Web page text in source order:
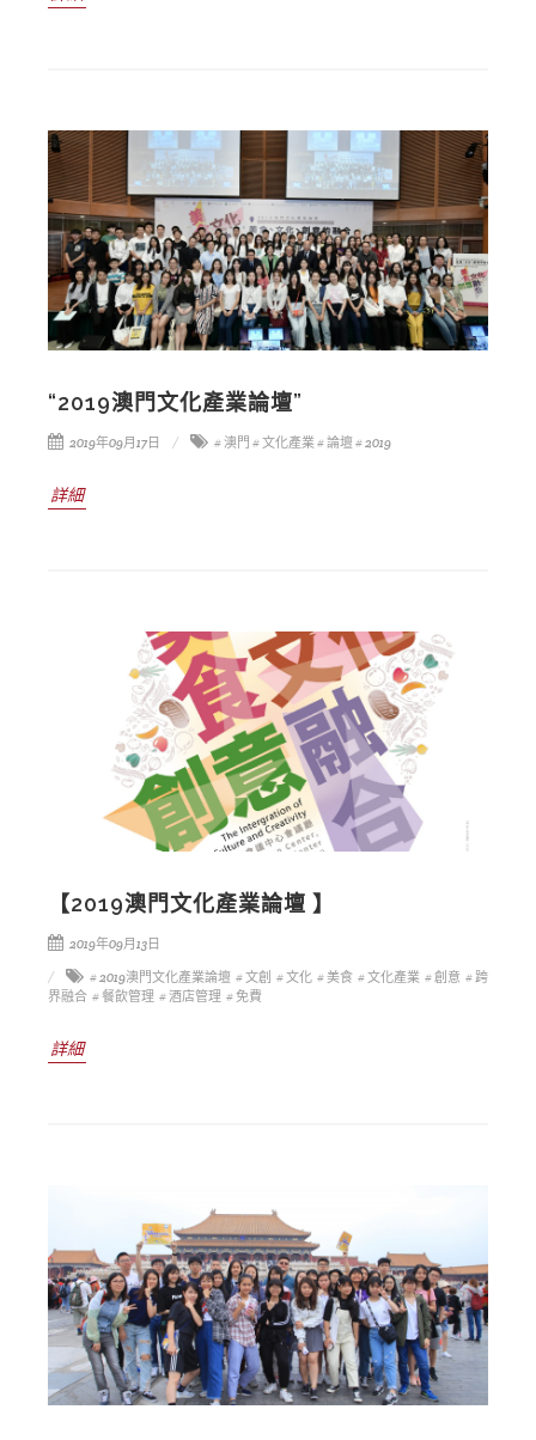
“2019澳門文化產業論壇”
2019年09月17日 # 澳門 # 文化產業# 論壇# 2019
詳細
【2019澳門文化產業論壇 】
2019年09月13日
# 2019澳門文化產業論壇 # 文創 # 文化 # 美食 # 文化產業 # 創意 # 跨
界融合 # 餐飲管理 # 酒店管理 # 免費
詳細